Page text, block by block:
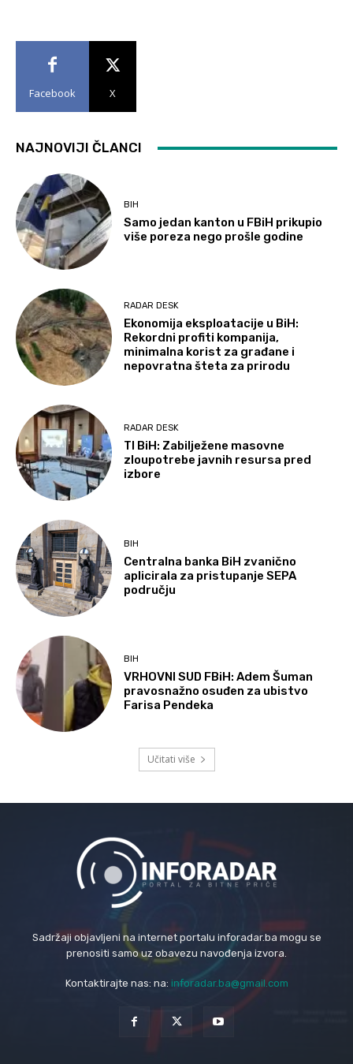
Facebook X
NAJNOVIJI ČLANCI
BIH
Samo jedan kanton u FBiH prikupio
više poreza nego prošle godine
RADAR DESK
Ekonomija eksploatacije u BiH:
Rekordni profiti kompanija,
minimalna korist za građane i
nepovratna šteta za prirodu
RADAR DESK
TI BiH: Zabilježene masovne
zloupotrebe javnih resursa pred
izbore
BIH
Centralna banka BiH zvanično
aplicirala za pristupanje SEPA
području
BIH
VRHOVNI SUD FBiH: Adem Šuman
pravosnažno osuđen za ubistvo
Farisa Pendeka
Učitati više
Sadržaji objavljeni na internet portalu inforadar.ba mogu se
prenositi samo uz obavezu navođenja izvora.
Kontaktirajte nas: na: inforadar.ba@gmail.com